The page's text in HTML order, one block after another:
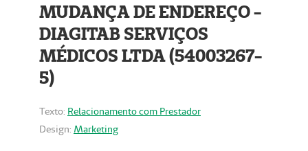
MUDANÇA DE ENDEREÇO -
DIAGITAB SERVIÇOS
MÉDICOS LTDA (54003267-
5)
Texto: Relacionamento com Prestador
Design: Marketing